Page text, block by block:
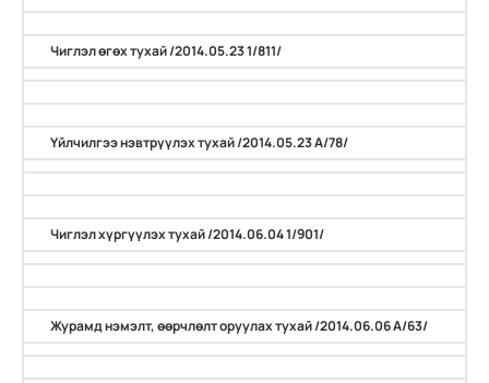
Чиглэл өгөх тухай /2014.05.23 1/811/
Үйлчилгээ нэвтрүүлэх тухай /2014.05.23 А/78/
Чиглэл хүргүүлэх тухай /2014.06.04 1/901/
Журамд нэмэлт, өөрчлөлт оруулах тухай /2014.06.06 А/63/